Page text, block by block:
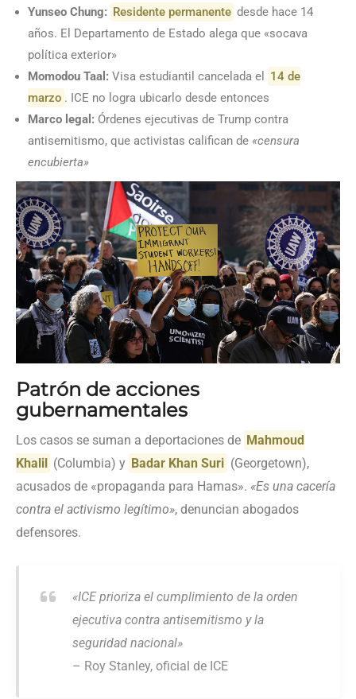
Yunseo Chung: Residente permanente desde hace 14
años. El Departamento de Estado alega que «socava
política exterior»
Momodou Taal: Visa estudiantil cancelada el
14 de
marzo . ICE no logra ubicarlo desde entonces
Marco legal: Órdenes ejecutivas de Trump contra
antisemitismo, que activistas califican de «censura
encubierta»
Patrón de acciones
gubernamentales
Los casos se suman a deportaciones de Mahmoud
Khalil (Columbia) y Badar Khan Suri (Georgetown),
acusados de «propaganda para Hamas». «Es una cacería
contra el activismo legítimo», denuncian abogados
defensores.
«ICE prioriza el cumplimiento de la orden
ejecutiva contra antisemitismo y la
seguridad nacional»
– Roy Stanley, oficial de ICE